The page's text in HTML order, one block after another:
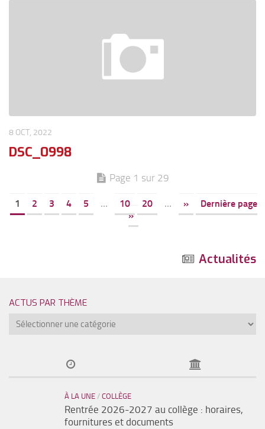
8 OCT, 2022
DSC_0998
Page 1 sur 29
1 2 3 4 5 … 10 20 … »
Dernière page
»
Actualités
ACTUS PAR THÈME
À LA UNE / COLLÈGE
Rentrée 2026-2027 au collège : horaires,
fournitures et documents